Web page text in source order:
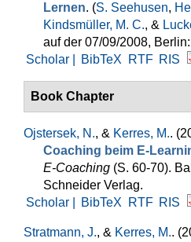
Lernen. (S. Seehusen,
Kindsmüller, M. C., &
auf der 07/09/2008,
Scholar |
BibTeX RTF RIS
Book Chapter
Ojstersek, N., & Kerres, M..
Coaching beim E-
E-Coaching (S. 60-70).
Schneider Verlag.
Scholar |
BibTeX RTF RIS
Stratmann, J., & Kerres, M..